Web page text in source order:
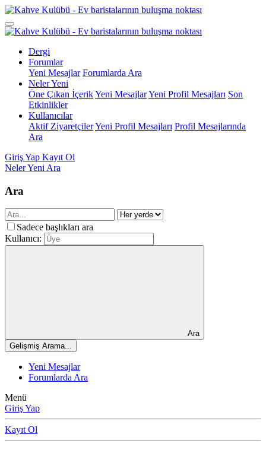
Dergi
Forumlar
Yeni Mesajlar Forumlarda Ara
Neler Yeni
Öne Çıkan İçerikYeni MesajlarYeni Profil Mesajları Son
Etkinlikler
Kullanıcılar
Aktif ZiyaretçilerYeni Profil Mesajları Profil Mesajlarında
Ara
Giriş Yap Kayıt Ol
Neler Yeni Ara
Ara
Sadece başlıkları ara
Kullanıcı:
Ara
Gelişmiş Arama...
Yeni Mesajlar
Forumlarda Ara
Menü
Giriş Yap
Kayıt Ol